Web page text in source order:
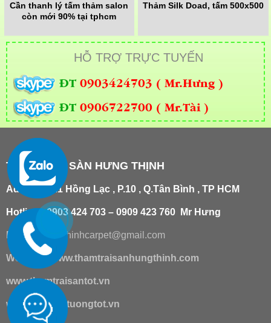
Cần thanh lý tấm thảm salon
còn mới 90% tại tphcm
Thảm Silk Doad, tấm 500x500
HỖ TRỢ TRỰC TUYẾN
ĐT 0903424703 ( Mr.Hưng )
ĐT 0906722700 ( Mr.Tài )
THẢM TRẢI SÀN HƯNG THỊNH
Add : 181/21 Hồng Lạc , P.10 , Q.Tân Bình , TP HCM
Hotline : 0903 424 703 – 0909 423 760 Mr Hưng
Email : hungthinhcarpet@gmail.com
Website: www.thamtraisanhungthinh.com
www.thamtraisantot.vn
www.giaydantuongtot.vn